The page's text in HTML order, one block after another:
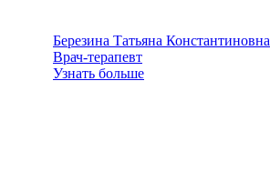
Березина Татьяна Константиновна
Врач-терапевт
Узнать больше